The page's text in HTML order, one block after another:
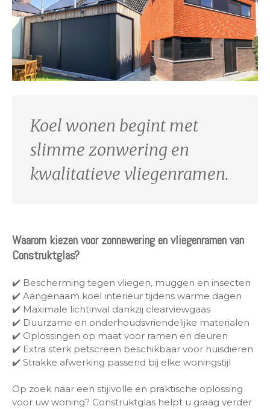
Koel wonen begint met
slimme zonwering en
kwalitatieve vliegenramen.
Waarom kiezen voor zonnewering en vliegenramen van
Construktglas?
✔️ Bescherming tegen vliegen, muggen en insecten
✔️ Aangenaam koel interieur tijdens warme dagen
✔️ Maximale lichtinval dankzij clearviewgaas
✔️ Duurzame en onderhoudsvriendelijke materialen
✔️ Oplossingen op maat voor ramen en deuren
✔️ Extra sterk petscreen beschikbaar voor huisdieren
✔️ Strakke afwerking passend bij elke woningstijl
Op zoek naar een stijlvolle en praktische oplossing
voor uw woning? Construktglas helpt u graag verder